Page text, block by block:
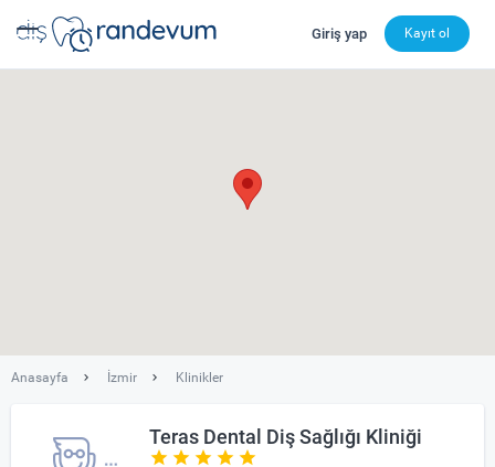
dishekimleri.net - Diş Hekimi Bul, Yorumları İncele ve
Giriş yap Kayıt ol
Anasayfa İzmir Klinikler
Teras Dental Diş Sağlığı Kliniği